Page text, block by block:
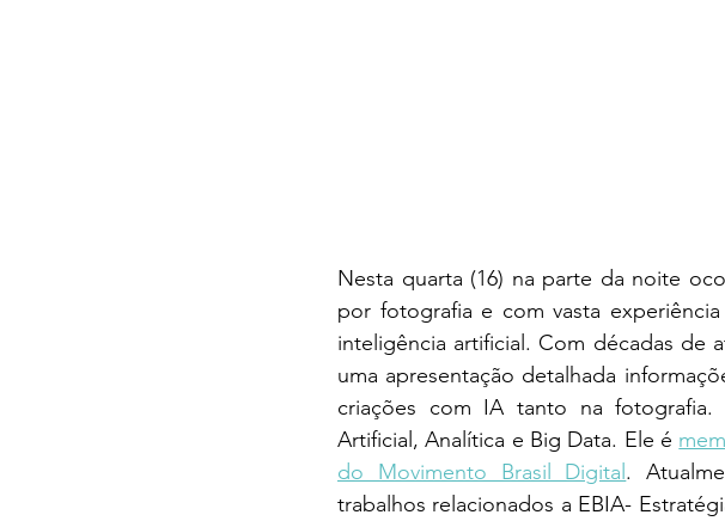
Nesta quarta (16) na parte da noite
por fotografia e com vasta
inteligência artificial. Com décadas de
uma apresentação detalhada
criações com IA tanto na
Artificial, Analítica e Big Data. Ele é
do Movimento Brasil Digital .
trabalhos relacionados a EBIA-